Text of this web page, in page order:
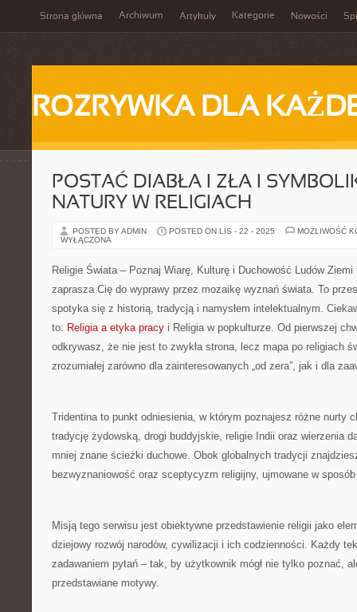
Strona główna Archiwum Artykuły Kategorie Nowości
ROZRYWKA DLA
POSTAĆ DIABŁA I ZŁA I
NATURY W RELIGIACH
POSTED BY ADMIN POSTED ON LIS - 22 - 2025
MOŻLIWOŚĆ
WYŁĄCZONA
Religie Świata – Poznaj Wiarę, Kulturę i Duchowość Ludów
zaprasza Cię do wyprawy przez mozaikę wyznań świata. To
spotyka się z historią, tradycją i namysłem intelektualnym.
to: Religia a etyka pracy i Religia w popkulturze. Od pierwszej
odkrywasz, że nie jest to zwykła strona, lecz mapa po religiach
zrozumiałej zarówno dla zainteresowanych „od zera”, jak i dla
Tridentina to punkt odniesienia, w którym poznajesz różne nurty
tradycję żydowską, drogi buddyjskie, religie Indii oraz wierzenia
mniej znane ścieżki duchowe. Obok globalnych tradycji
bezwyznaniowość oraz sceptycyzm religijny, ujmowane w
Misją tego serwisu jest obiektywne przedstawienie religii jako
dziejowy rozwój narodów, cywilizacji i ich codzienności. Każdy
zadawaniem pytań – tak, by użytkownik mógł nie tylko poznać,
przedstawiane motywy.